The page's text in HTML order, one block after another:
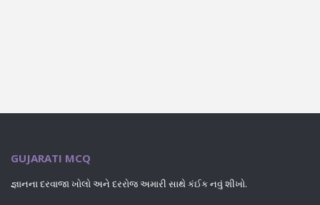
GUJARATI MCQ
જ્ઞાનના દરવાજા ખોલો અને દરરોજ અમારી સાથે કંઈક નવું શીખો.